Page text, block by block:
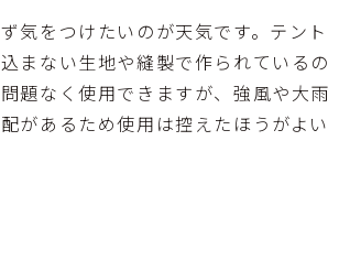
気をつけたいのが天気です。テント
まない生地や縫製で作られているの
題なく使用できますが、強風や大雨
があるため使用は控えたほうがよい